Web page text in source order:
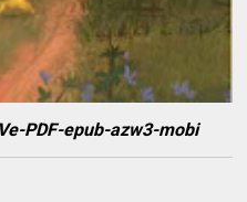
PDF-epub-azw3-mobi